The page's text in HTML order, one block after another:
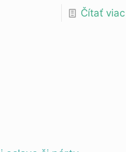
Čítať viac